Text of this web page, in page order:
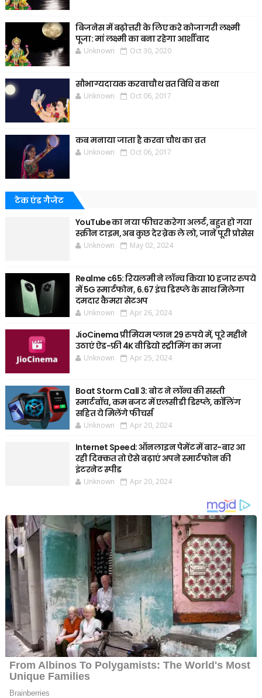
बिजनेस में बढ़ोत्तरी के लिए करे कोजागरी लक्ष्मी
पूजा: मां लक्ष्मी का बना रहेगा आर्शीवाद
Unknown Oct 30, 2020
सौभाग्यदायक करवाचौथ व्रत विधि व कथा
Unknown Oct 06, 2017
कब मनाया जाता है करवा चौथ का व्रत
Unknown Oct 06, 2017
टेक एंड गैजेट
YouTube का नया फीचर करेगा अलर्ट, बहुत हो गया
स्क्रीन टाइम, अब कुछ देर ब्रेक ले लो, जानें पूरी प्रोसेस
Unknown May 02, 2024
Realme c65: रियलमी ने लॉन्च किया 10 हजार रुपये
में 5G स्मार्टफोन, 6.67 इंच डिस्प्ले के साथ मिलेगा
दमदार कैमरा सेटअप
Unknown Apr 26, 2024
JioCinema प्रीमियम प्लान 29 रुपये में, पूरे महीने
उठाएं ऐड-फ्री 4K वीडियो स्ट्रीमिंग का मजा
Unknown Apr 25, 2024
Boat Storm Call 3: बोट ने लॉन्च की सस्ती
स्मार्टवॉच, कम बजट में एलसीडी डिस्प्ले, कॉलिंग
सहित ये मिलेंगे फीचर्स
Unknown Apr 20, 2024
Internet Speed: ऑनलाइन पेमेंट में बार-बार आ
रही दिक्कत तो ऐसे बढ़ाएं अपने स्मार्टफोन की
इंटरनेट स्पीड
Unknown Apr 20, 2024